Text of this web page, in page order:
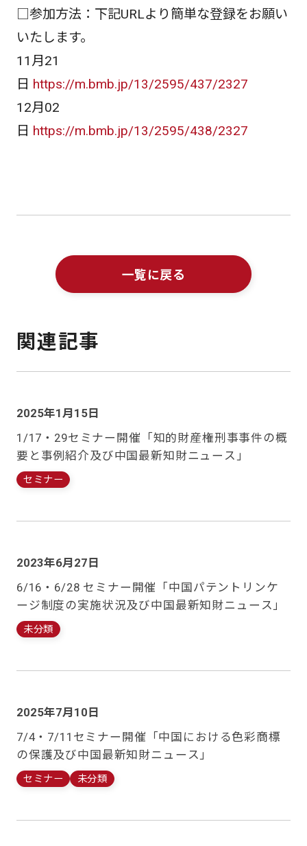
□参加方法：下記URLより簡単な登録をお願い
いたします。
11月21
日 https://m.bmb.jp/13/2595/437/2327
12月02
日 https://m.bmb.jp/13/2595/438/2327
一覧に戻る
関連記事
2025年1月15日
1/17・29セミナー開催「知的財産権刑事事件の概
要と事例紹介及び中国最新知財ニュース」
セミナー
2023年6月27日
6/16・6/28 セミナー開催「中国パテントリンケ
ージ制度の実施状況及び中国最新知財ニュース」
未分類
2025年7月10日
7/4・7/11セミナー開催「中国における色彩商標
の保護及び中国最新知財ニュース」
セミナー 未分類